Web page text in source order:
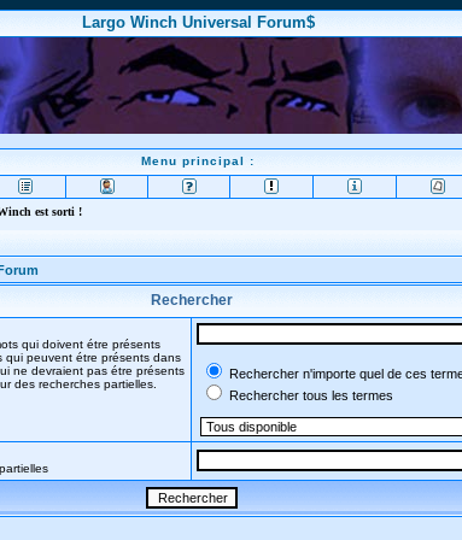
Largo Winch Universal Forum$
Menu principal :
est sorti !
Rechercher
qui doivent étre présents
qui peuvent étre présents dans
ne devraient pas étre présents
des recherches partielles.
Rechercher n'importe quel de ces
Rechercher tous les termes